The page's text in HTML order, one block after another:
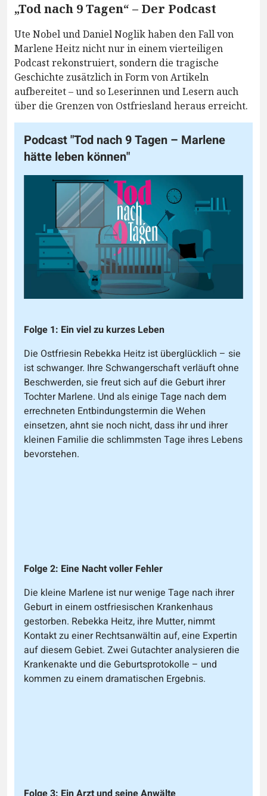
„Tod nach 9 Tagen“ – Der Podcast
Ute Nobel und Daniel Noglik haben den Fall von
Marlene Heitz nicht nur in einem vierteiligen
Podcast rekonstruiert, sondern die tragische
Geschichte zusätzlich in Form von Artikeln
aufbereitet – und so Leserinnen und Lesern auch
über die Grenzen von Ostfriesland heraus erreicht.
Podcast "Tod nach 9 Tagen – Marlene
hätte leben können"
Folge 1: Ein viel zu kurzes Leben
Die Ostfriesin Rebekka Heitz ist überglücklich – sie
ist schwanger. Ihre Schwangerschaft verläuft ohne
Beschwerden, sie freut sich auf die Geburt ihrer
Tochter Marlene. Und als einige Tage nach dem
errechneten Entbindungstermin die Wehen
einsetzen, ahnt sie noch nicht, dass ihr und ihrer
kleinen Familie die schlimmsten Tage ihres Lebens
bevorstehen.
Folge 2: Eine Nacht voller Fehler
Die kleine Marlene ist nur wenige Tage nach ihrer
Geburt in einem ostfriesischen Krankenhaus
gestorben. Rebekka Heitz, ihre Mutter, nimmt
Kontakt zu einer Rechtsanwältin auf, eine Expertin
auf diesem Gebiet. Zwei Gutachter analysieren die
Krankenakte und die Geburtsprotokolle – und
kommen zu einem dramatischen Ergebnis.